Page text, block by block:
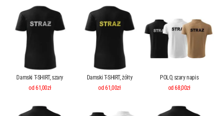
Damski T-SHIRT, szary
od 61,00zł
Damski T-SHIRT, żółty
od 61,00zł
POLO, szary napis
od 68,00zł